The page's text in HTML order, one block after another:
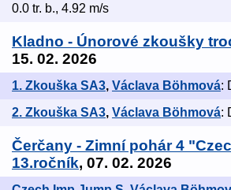
0.0 tr. b., 4.92 m/s
Kladno - Únorové zkoušky
15. 02. 2026
1. Zkouška SA3, Václava Böhmová:
2. Zkouška SA3, Václava Böhmová:
Čerčany - Zimní pohár 4
13.ročník, 07. 02. 2026